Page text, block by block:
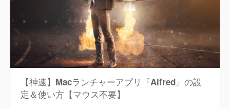
【神速】Macランチャーアプリ『Alfred』の設
定＆使い方【マウス不要】